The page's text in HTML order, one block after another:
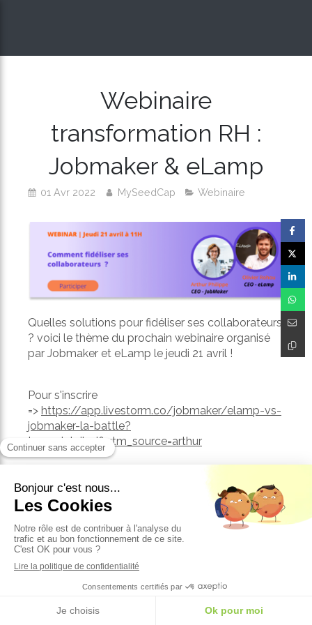
Webinaire
transformation RH :
Jobmaker & eLamp
01 Avr 2022 MySeedCap Webinaire
Quelles solutions pour fidéliser ses collaborateurs
? voici le thème du prochain webinaire organisé
par Jobmaker et eLamp le jeudi 21 avril !
Pour s'inscrire
=> https://app.livestorm.co/jobmaker/elamp-vs-
jobmaker-la-battle?
type=detailed&utm_source=arthur
Webinaire HUH Corporate : Organisme de formation, nouvelles contraintes & e-learning